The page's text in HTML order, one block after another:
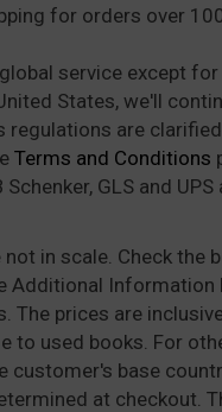
for orders over
service except
States, we'll
regulations are
Terms and Conditions
GLS and UPS
in scale. Check the
Additional Information
The prices are
to used books. For
customer's base
at checkout.